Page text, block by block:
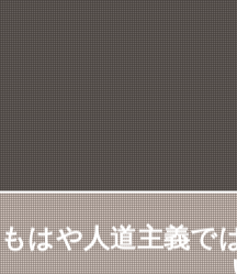
もはや人道主義で